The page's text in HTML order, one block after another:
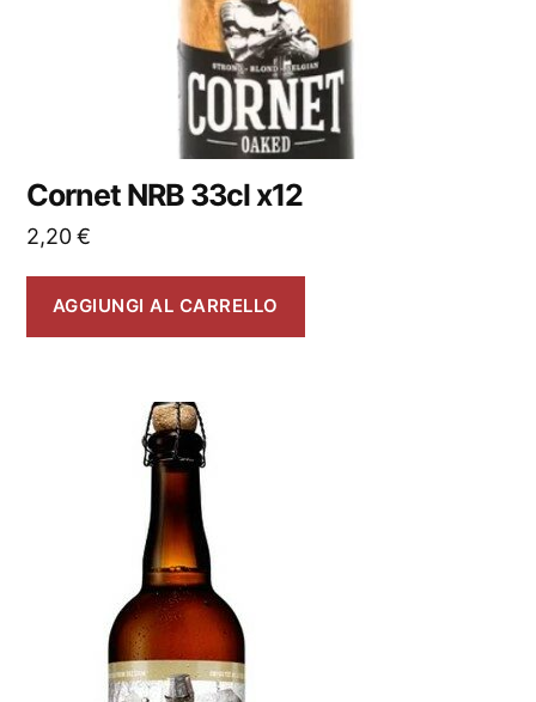
Cornet NRB 33cl x12
2,20€
AGGIUNGI AL CARRELLO